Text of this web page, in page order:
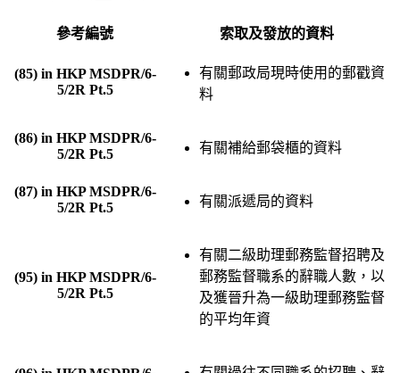
參考編號 索取及發放的資料
(85) in HKP MSDPR/6-
5/2R Pt.5
有關郵政局現時使用的郵戳資
料
(86) in HKP MSDPR/6-
5/2R Pt.5
有關補給郵袋櫃的資料
(87) in HKP MSDPR/6-
5/2R Pt.5
有關派遞局的資料
(95) in HKP MSDPR/6-
5/2R Pt.5
有關二級助理郵務監督招聘及
郵務監督職系的辭職人數，以
及獲晉升為一級助理郵務監督
的平均年資